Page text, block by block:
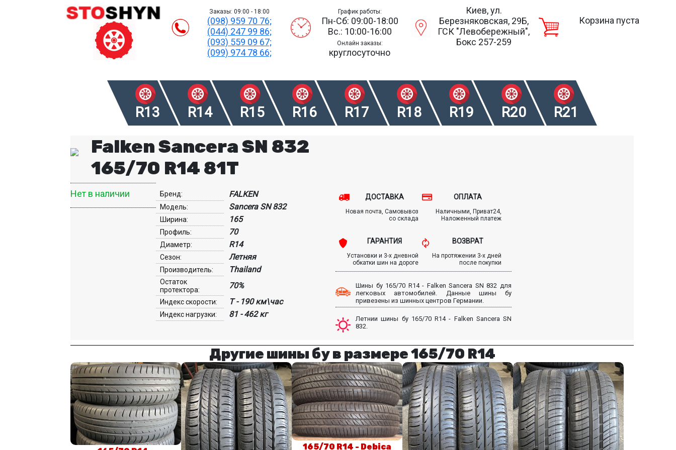
Заказы: 09:00 - 18:00
(098) 959 70 76;
(044) 247 99 86;
(093) 559 09 67;
(099) 974 78 66;
График работы:
Пн-Сб: 09:00-18:00
Вс.: 10:00-16:00
Онлайн заказы:
круглосуточно
Киев, ул.
Березняковская, 29Б,
ГСК "Левобережный",
Бокс 257-259
Корзина пуста
R13 R14 R15 R16 R17 R18 R19 R20 R21
Falken Sancera SN 832
165/70 R14 81T
Нет в наличии Бренд: FALKEN
Модель: Sancera SN 832
Ширина: 165
Профиль: 70
Диаметр: R14
Сезон: Летняя
Производитель: Thailand
Остаток
протектора:
70%
Индекс скорости: T - 190 км\час
Индекс нагрузки: 81 - 462 кг
ДОСТАВКА
Новая почта, Самовывоз
со склада
ОПЛАТА
Наличными, Приват24,
Наложенный платеж
ГАРАНТИЯ
Установки и 3-х дневной
обкатки шин на дороге
ВОЗВРАТ
На протяжении 3-х дней
после покупки
Шины бу 165/70 R14 - Falken Sancera SN 832 для
легковых автомобилей. Данные шины бу
привезены из шинных центров Германии.
Летнии шины бу 165/70 R14 - Falken Sancera SN
832.
Другие шины бу в размере 165/70 R14
165/70 R14 - Debica